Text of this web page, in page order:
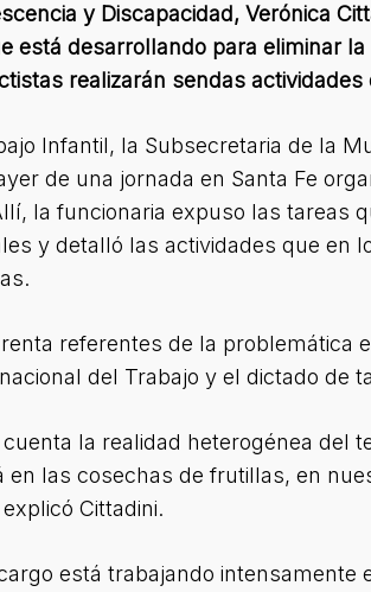
y Discapacidad, Verónica
está desarrollando para eliminar
realizarán sendas actividades
Infantil, la Subsecretaria de la
de una jornada en Santa Fe
la funcionaria expuso las tareas
y detalló las actividades que en
referentes de la problemática
del Trabajo y el dictado de
la realidad heterogénea del
las cosechas de frutillas, en
Cittadini.
está trabajando intensamente